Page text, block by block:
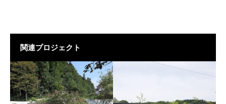
関連プロジェクト